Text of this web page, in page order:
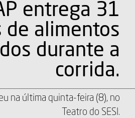
entrega 31
de alimentos
durante a
corrida.
na última quinta-feira (8), no
Teatro do SESI.